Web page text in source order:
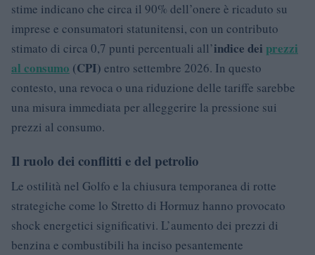
stime indicano che circa il 90% dell’onere è ricaduto su
imprese e consumatori statunitensi, con un contributo
stimato di circa 0,7 punti percentuali all’indice dei prezzi
al consumo (CPI) entro settembre 2026. In questo
contesto, una revoca o una riduzione delle tariffe sarebbe
una misura immediata per alleggerire la pressione sui
prezzi al consumo.
Il ruolo dei conflitti e del petrolio
Le ostilità nel Golfo e la chiusura temporanea di rotte
strategiche come lo Stretto di Hormuz hanno provocato
shock energetici significativi. L’aumento dei prezzi di
benzina e combustibili ha inciso pesantemente